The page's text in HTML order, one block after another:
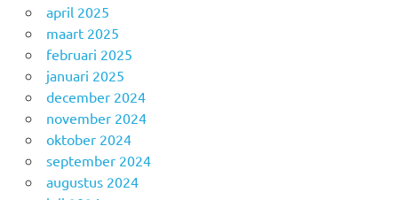
april 2025
maart 2025
februari 2025
januari 2025
december 2024
november 2024
oktober 2024
september 2024
augustus 2024